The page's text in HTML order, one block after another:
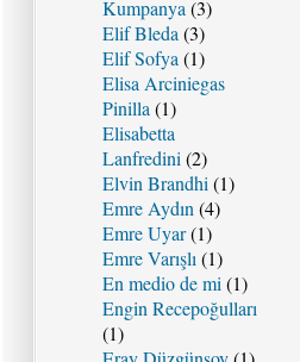
Kumpanya (3)
Elif Bleda (3)
Elif Sofya (1)
Elisa Arciniegas
Pinilla (1)
Elisabetta
Lanfredini (2)
Elvin Brandhi (1)
Emre Aydın (4)
Emre Uyar(1)
Emre Varışlı (1)
En medio de mi (1)
Engin Recepoğulları
(1)